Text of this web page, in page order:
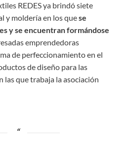
REDES ya brindó siete
y moldería en los quese
y se encuentran formándose
emprendedoras
de perfeccionamiento en el
de diseño para las
las que trabaja la asociación